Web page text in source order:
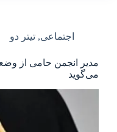
اجتماعی, تیتر دو
مدیر انجمن حامی از
می‌گوید